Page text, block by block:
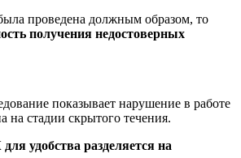
проведена должным образом, то
получения недостоверных
показывает нарушение в работе
на стадии скрытого течения.
удобства разделяется на